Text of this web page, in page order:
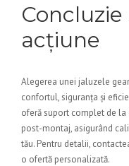
acțiune
Alegerea unei jaluzele
confortul, siguranța și
oferă suport complet de la
post-montaj, asigurând
tău. Pentru detalii,
o ofertă personalizată.